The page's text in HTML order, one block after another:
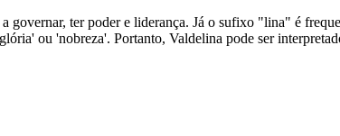
governar, ter poder e liderança. Já o sufixo "lina" é
ou 'nobreza'. Portanto, Valdelina pode ser